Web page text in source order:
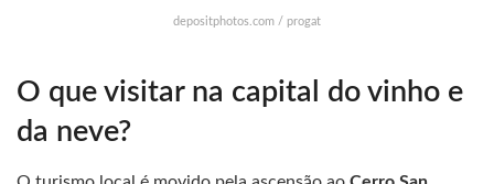
depositphotos.com / progat
O que visitar na capital do vinho e
da neve?